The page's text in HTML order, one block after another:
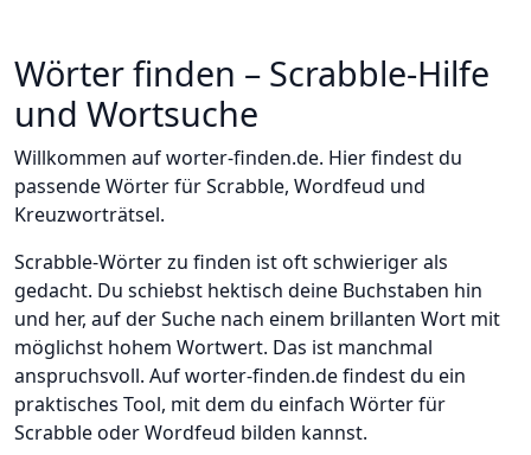
Wörter finden – Scrabble-Hilfe
und Wortsuche
Willkommen auf worter-finden.de. Hier findest du
passende Wörter für Scrabble, Wordfeud und
Kreuzworträtsel.
Scrabble-Wörter zu finden ist oft schwieriger als
gedacht. Du schiebst hektisch deine Buchstaben hin
und her, auf der Suche nach einem brillanten Wort mit
möglichst hohem Wortwert. Das ist manchmal
anspruchsvoll. Auf worter-finden.de findest du ein
praktisches Tool, mit dem du einfach Wörter für
Scrabble oder Wordfeud bilden kannst.